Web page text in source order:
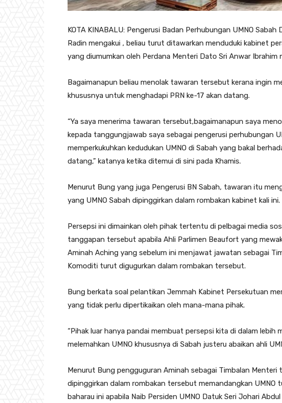
KOTA KINABALU: Pengerusi Badan Perhubungan UMNO
Radin mengakui , beliau turut ditawarkan menduduki kabinet
yang diumumkan oleh Perdana Menteri Dato Sri Anwar Ibrahim
Bagaimanapun beliau menolak tawaran tersebut kerana ingin
khususnya untuk menghadapi PRN ke-17 akan datang.
“Ya saya menerima tawaran tersebut,bagaimanapun saya
kepada tanggungjawab saya sebagai pengerusi perhubungan
memperkukuhkan kedudukan UMNO di Sabah yang bakal
datang,” katanya ketika ditemui di sini pada Khamis.
Menurut Bung yang juga Pengerusi BN Sabah, tawaran itu
yang UMNO Sabah dipinggirkan dalam rombakan kabinet kali ini.
Persepsi ini dimainkan oleh pihak tertentu di pelbagai media
tanggapan tersebut apabila Ahli Parlimen Beaufort yang
Aminah Aching yang sebelum ini menjawat jawatan sebagai
Komoditi turut digugurkan dalam rombakan tersebut.
Bung berkata soal pelantikan Jemmah Kabinet Persekutuan
yang tidak perlu dipertikaikan oleh mana-mana pihak.
“Pihak luar hanya pandai membuat persepsi kita di dalam lebih
melemahkan UMNO khususnya di Sabah justeru abaikan ahli
Menurut Bung pengguguran Aminah sebagai Timbalan Menteri
dipinggirkan dalam rombakan tersebut memandangkan UMNO
baharau ini apabila Naib Persiden UMNO Datuk Seri Johari